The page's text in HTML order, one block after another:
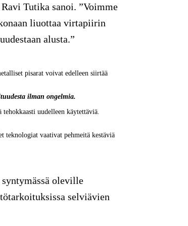
Tutika sanoi. ”Voimme
liuottaa virtapiirin
alusta.”
pisarat voivat edelleen siirtää
ilman ongelmia.
uudelleen käytettäviä.
teknologiat vaativat pehmeitä kestäviä
oleville
selviävien